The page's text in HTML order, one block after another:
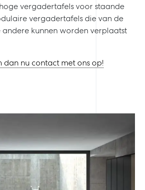
vergadertafels voor staande
vergadertafels die van de
kunnen worden verplaatst
dan nu contact met ons op!